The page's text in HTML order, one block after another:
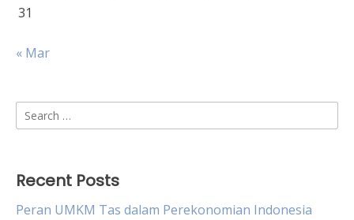
31
« Mar
Search
for:
Recent Posts
Peran UMKM Tas dalam Perekonomian Indonesia